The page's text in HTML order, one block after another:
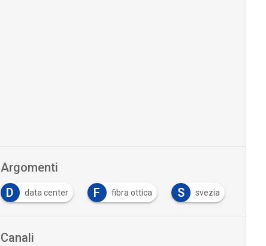
Argomenti
D
data center F fibra ottica S svezia
Canali